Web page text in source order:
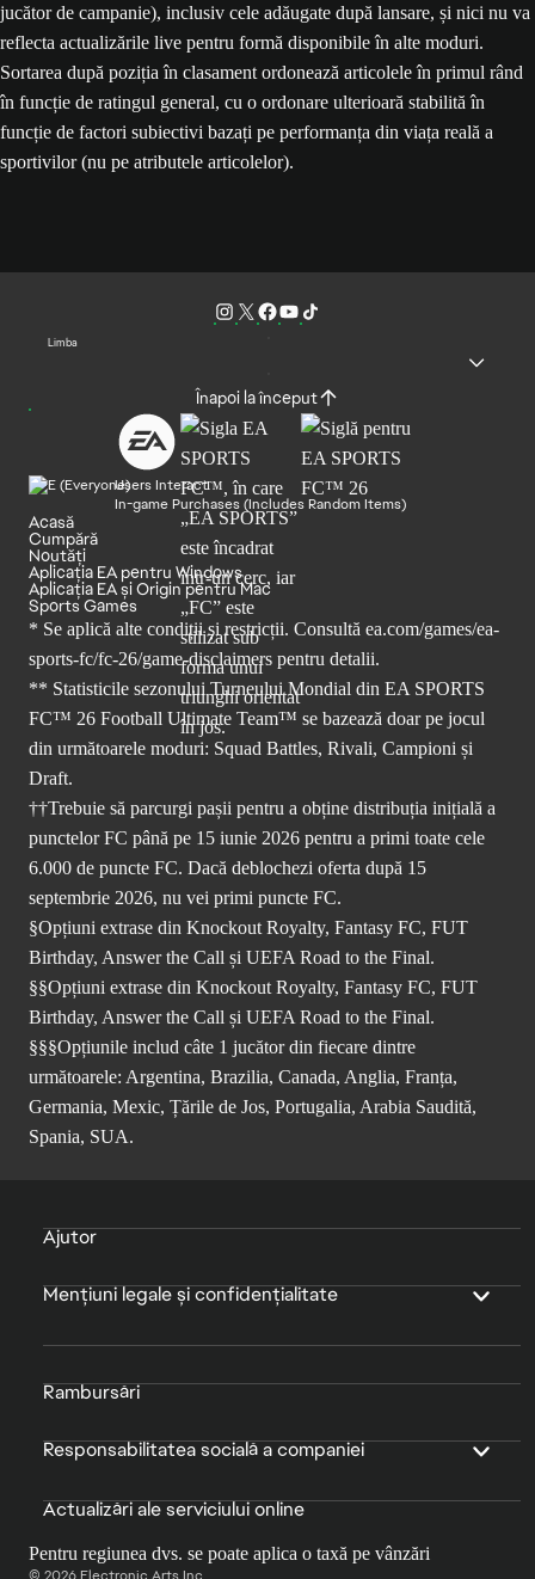
jucător de campanie), inclusiv cele adăugate după lansare, și nici nu va
reflecta actualizările live pentru formă disponibile în alte moduri.
Sortarea după poziția în clasament ordonează articolele în primul rând
în funcție de ratingul general, cu o ordonare ulterioară stabilită în
funcție de factori subiectivi bazați pe performanța din viața reală a
sportivilor (nu pe atributele articolelor).
Limba
Înapoi la început
Users Interact
In-game Purchases (Includes Random Items)
Acasă
Cumpără
Noutăți
Aplicația EA pentru Windows
Aplicația EA și Origin pentru Mac
Sports Games
* Se aplică alte condiții și restricții. Consultă ea.com/games/ea-
sports-fc/fc-26/game-disclaimers pentru detalii.
** Statisticile sezonului Turneului Mondial din EA SPORTS
FC™ 26 Football Ultimate Team™ se bazează doar pe jocul
din următoarele moduri: Squad Battles, Rivali, Campioni și
Draft.
††Trebuie să parcurgi pașii pentru a obține distribuția inițială a
punctelor FC până pe 15 iunie 2026 pentru a primi toate cele
6.000 de puncte FC. Dacă deblochezi oferta după 15
septembrie 2026, nu vei primi puncte FC.
§Opțiuni extrase din Knockout Royalty, Fantasy FC, FUT
Birthday, Answer the Call și UEFA Road to the Final.
§§Opțiuni extrase din Knockout Royalty, Fantasy FC, FUT
Birthday, Answer the Call și UEFA Road to the Final.
§§§Opțiunile includ câte 1 jucător din fiecare dintre
următoarele: Argentina, Brazilia, Canada, Anglia, Franța,
Germania, Mexic, Țările de Jos, Portugalia, Arabia Saudită,
Spania, SUA.
Ajutor
Mențiuni legale și confidențialitate
Rambursări
Responsabilitatea socială a companiei
Actualizări ale serviciului online
Pentru regiunea dvs. se poate aplica o taxă pe vânzări
© 2026 Electronic Arts Inc.